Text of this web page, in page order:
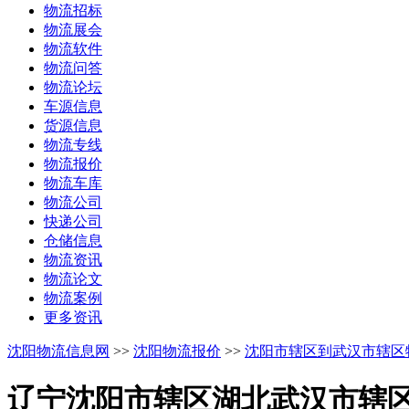
物流招标
物流展会
物流软件
物流问答
物流论坛
车源信息
货源信息
物流专线
物流报价
物流车库
物流公司
快递公司
仓储信息
物流资讯
物流论文
物流案例
更多资讯
沈阳物流信息网 >> 沈阳物流报价 >> 沈阳市辖区到武汉市辖区
辽宁沈阳市辖区湖北武汉市辖